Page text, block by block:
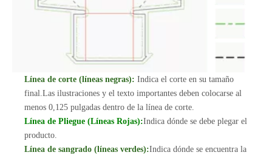
Línea de corte (líneas negras): Indica el corte en su tamaño
final.Las ilustraciones y el texto importantes deben colocarse al
menos 0,125 pulgadas dentro de la línea de corte.
Línea de Pliegue (Líneas Rojas):Indica dónde se debe plegar el
producto.
Línea de sangrado (líneas verdes):Indica dónde se encuentra la